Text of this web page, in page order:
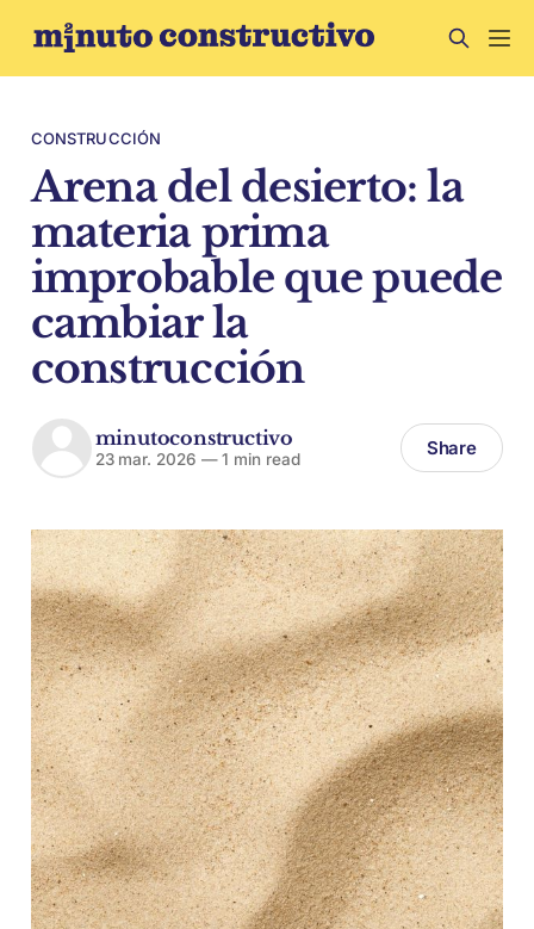
CONSTRUCCIÓN
Arena del desierto: la
materia prima
improbable que puede
cambiar la
construcción
minutoconstructivo
23 mar. 2026 —1 min read Share